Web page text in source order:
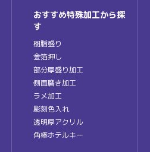
おすすめ特殊加工から探
す
樹脂盛り
金箔押し
部分厚盛り加工
側面磨き加工
ラメ加工
彫刻色入れ
透明厚アクリル
角棒ホテルキー